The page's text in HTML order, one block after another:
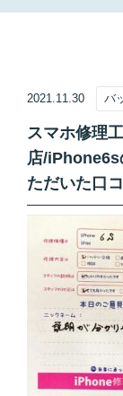
2021.11.30 バ
スマホ修理
店/iPhone6s
ただいた口